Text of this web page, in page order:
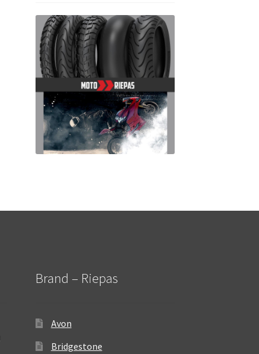
Brand – Riepas
Avon
Bridgestone